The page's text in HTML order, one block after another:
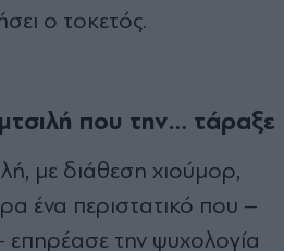
ο τοκετός.
που την… τάραξε
με διάθεση χιούμορ,
ένα περιστατικό που –
την ψυχολογία